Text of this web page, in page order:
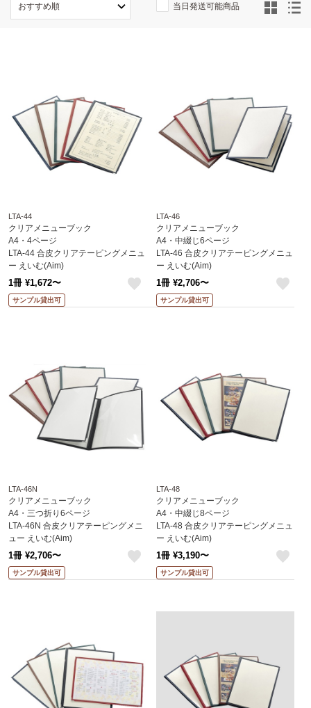
当日発送可能商品
LTA-44
クリアメニューブック
A4・4ページ
LTA-44 合皮クリアテーピングメニュ
ー えいむ(Aim)
1冊 ¥1,672〜
サンプル貸出可
LTA-46
クリアメニューブック
A4・中綴じ6ページ
LTA-46 合皮クリアテーピングメニュ
ー えいむ(Aim)
1冊 ¥2,706〜
サンプル貸出可
LTA-46N
クリアメニューブック
A4・三つ折り6ページ
LTA-46N 合皮クリアテーピングメニ
ュー えいむ(Aim)
1冊 ¥2,706〜
サンプル貸出可
LTA-48
クリアメニューブック
A4・中綴じ8ページ
LTA-48 合皮クリアテーピングメニュ
ー えいむ(Aim)
1冊 ¥3,190〜
サンプル貸出可